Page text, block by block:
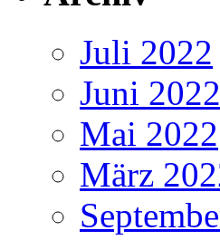
Juli 2022
Juni 2022
Mai 2022
März